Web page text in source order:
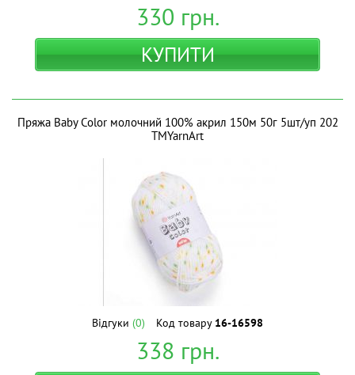
330 грн.
КУПИТИ
Пряжа Baby Color молочний 100% акрил 150м 50г 5шт/уп 202
ТМYarnArt
Відгуки (0) Код товару 16-16598
338 грн.